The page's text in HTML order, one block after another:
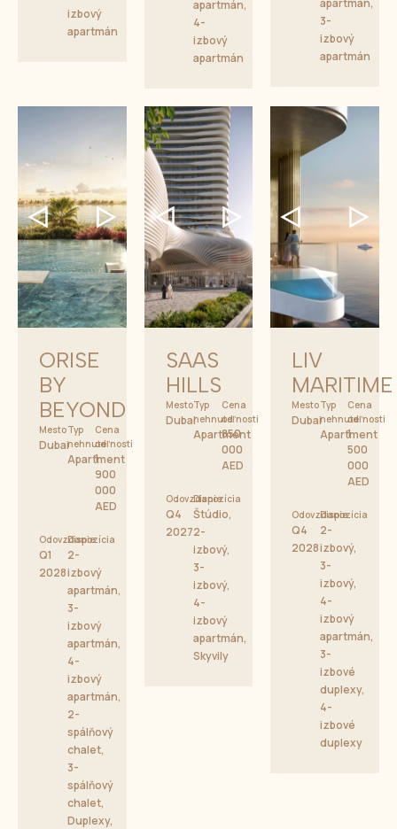
izbový
apartmán
apartmán,
4-
izbový
apartmán
apartmán,
3-
izbový
apartmán
ORISE
BY
BEYOND
Mesto
Dubai
Typ
nehnuteľnosti
Apartment
Cena
od
1
900
000
AED
Odovzdanie
Q1
2028
Dispozícia
2-
izbový
apartmán,
3-
izbový
apartmán,
4-
izbový
apartmán,
2-
spálňový
chalet,
3-
spálňový
chalet,
Duplexy,
SAAS
HILLS
Mesto
Dubai
Typ
nehnuteľnosti
Apartment
Cena
od
850
000
AED
Odovzdanie
Q4
2027
Dispozícia
Štúdio,
2-
izbový,
3-
izbový,
4-
izbový
apartmán,
Skyvily
LIV
MARITIME
Mesto
Dubai
Typ
nehnuteľnosti
Apartment
Cena
od
1
500
000
AED
Odovzdanie
Q4
2028
Dispozícia
2-
izbový,
3-
izbový,
4-
izbový
apartmán,
3-
izbové
duplexy,
4-
izbové
duplexy